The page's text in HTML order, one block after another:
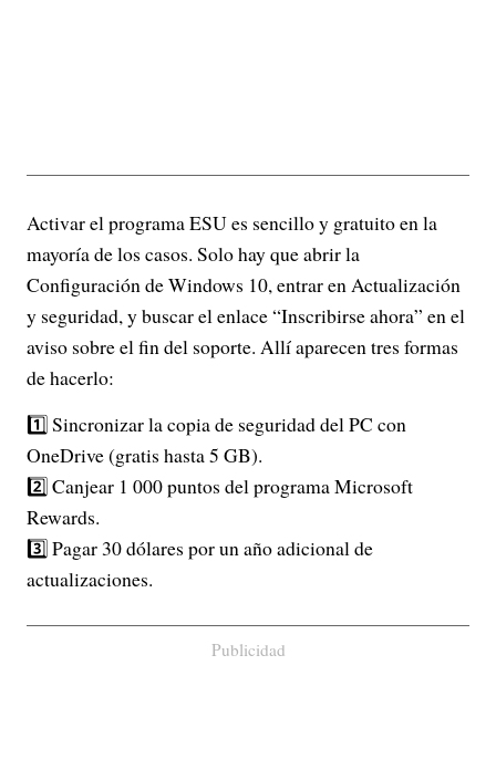
Activar el programa ESU es sencillo y gratuito en la
mayoría de los casos. Solo hay que abrir la
Configuración de Windows 10, entrar en Actualización
y seguridad, y buscar el enlace “Inscribirse ahora” en el
aviso sobre el fin del soporte. Allí aparecen tres formas
de hacerlo:
1️⃣ Sincronizar la copia de seguridad del PC con
OneDrive (gratis hasta 5 GB).
2️⃣ Canjear 1 000 puntos del programa Microsoft
Rewards.
3️⃣ Pagar 30 dólares por un año adicional de
actualizaciones.
Publicidad